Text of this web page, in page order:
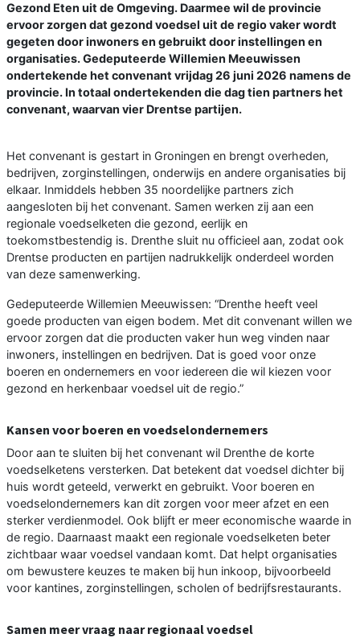
Gezond Eten uit de Omgeving. Daarmee wil de provincie
ervoor zorgen dat gezond voedsel uit de regio vaker wordt
gegeten door inwoners en gebruikt door instellingen en
organisaties. Gedeputeerde Willemien Meeuwissen
ondertekende het convenant vrijdag 26 juni 2026 namens de
provincie. In totaal ondertekenden die dag tien partners het
convenant, waarvan vier Drentse partijen.
Het convenant is gestart in Groningen en brengt overheden,
bedrijven, zorginstellingen, onderwijs en andere organisaties bij
elkaar. Inmiddels hebben 35 noordelijke partners zich
aangesloten bij het convenant. Samen werken zij aan een
regionale voedselketen die gezond, eerlijk en
toekomstbestendig is. Drenthe sluit nu officieel aan, zodat ook
Drentse producten en partijen nadrukkelijk onderdeel worden
van deze samenwerking.
Gedeputeerde Willemien Meeuwissen: “Drenthe heeft veel
goede producten van eigen bodem. Met dit convenant willen we
ervoor zorgen dat die producten vaker hun weg vinden naar
inwoners, instellingen en bedrijven. Dat is goed voor onze
boeren en ondernemers en voor iedereen die wil kiezen voor
gezond en herkenbaar voedsel uit de regio.”
Kansen voor boeren en voedselondernemers
Door aan te sluiten bij het convenant wil Drenthe de korte
voedselketens versterken. Dat betekent dat voedsel dichter bij
huis wordt geteeld, verwerkt en gebruikt. Voor boeren en
voedselondernemers kan dit zorgen voor meer afzet en een
sterker verdienmodel. Ook blijft er meer economische waarde in
de regio. Daarnaast maakt een regionale voedselketen beter
zichtbaar waar voedsel vandaan komt. Dat helpt organisaties
om bewustere keuzes te maken bij hun inkoop, bijvoorbeeld
voor kantines, zorginstellingen, scholen of bedrijfsrestaurants.
Samen meer vraag naar regionaal voedsel